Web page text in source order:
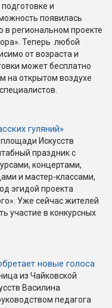
и
появилась
в региональном проекте
Теперь любой
от возраста и
может бесплатно
на открытом воздухе
гуляний»
Искусств
праздник с
концертами,
и мастер-классами,
эгидой проекта
Уже сейчас жителей
участие в конкурсных
новые голоса
из Чайковской
Василина
педагога